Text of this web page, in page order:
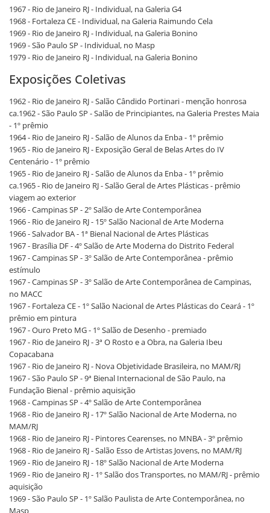
1967 - Rio de Janeiro RJ - Individual, na Galeria G4
1968 - Fortaleza CE - Individual, na Galeria Raimundo Cela
1969 - Rio de Janeiro RJ - Individual, na Galeria Bonino
1969 - São Paulo SP - Individual, no Masp
1979 - Rio de Janeiro RJ - Individual, na Galeria Bonino
Exposições Coletivas
1962 - Rio de Janeiro RJ - Salão Cândido Portinari - menção honrosa
ca.1962 - São Paulo SP - Salão de Principiantes, na Galeria Prestes Maia
- 1º prêmio
1964 - Rio de Janeiro RJ - Salão de Alunos da Enba - 1º prêmio
1965 - Rio de Janeiro RJ - Exposição Geral de Belas Artes do IV
Centenário - 1º prêmio
1965 - Rio de Janeiro RJ - Salão de Alunos da Enba - 1º prêmio
ca.1965 - Rio de Janeiro RJ - Salão Geral de Artes Plásticas - prêmio
viagem ao exterior
1966 - Campinas SP - 2º Salão de Arte Contemporânea
1966 - Rio de Janeiro RJ - 15º Salão Nacional de Arte Moderna
1966 - Salvador BA - 1ª Bienal Nacional de Artes Plásticas
1967 - Brasília DF - 4º Salão de Arte Moderna do Distrito Federal
1967 - Campinas SP - 3º Salão de Arte Contemporânea - prêmio
estímulo
1967 - Campinas SP - 3º Salão de Arte Contemporânea de Campinas,
no MACC
1967 - Fortaleza CE - 1º Salão Nacional de Artes Plásticas do Ceará - 1º
prêmio em pintura
1967 - Ouro Preto MG - 1º Salão de Desenho - premiado
1967 - Rio de Janeiro RJ - 3ª O Rosto e a Obra, na Galeria Ibeu
Copacabana
1967 - Rio de Janeiro RJ - Nova Objetividade Brasileira, no MAM/RJ
1967 - São Paulo SP - 9ª Bienal Internacional de São Paulo, na
Fundação Bienal - prêmio aquisição
1968 - Campinas SP - 4º Salão de Arte Contemporânea
1968 - Rio de Janeiro RJ - 17º Salão Nacional de Arte Moderna, no
MAM/RJ
1968 - Rio de Janeiro RJ - Pintores Cearenses, no MNBA - 3º prêmio
1968 - Rio de Janeiro RJ - Salão Esso de Artistas Jovens, no MAM/RJ
1969 - Rio de Janeiro RJ - 18º Salão Nacional de Arte Moderna
1969 - Rio de Janeiro RJ - 1º Salão dos Transportes, no MAM/RJ - prêmio
aquisição
1969 - São Paulo SP - 1º Salão Paulista de Arte Contemporânea, no
Masp